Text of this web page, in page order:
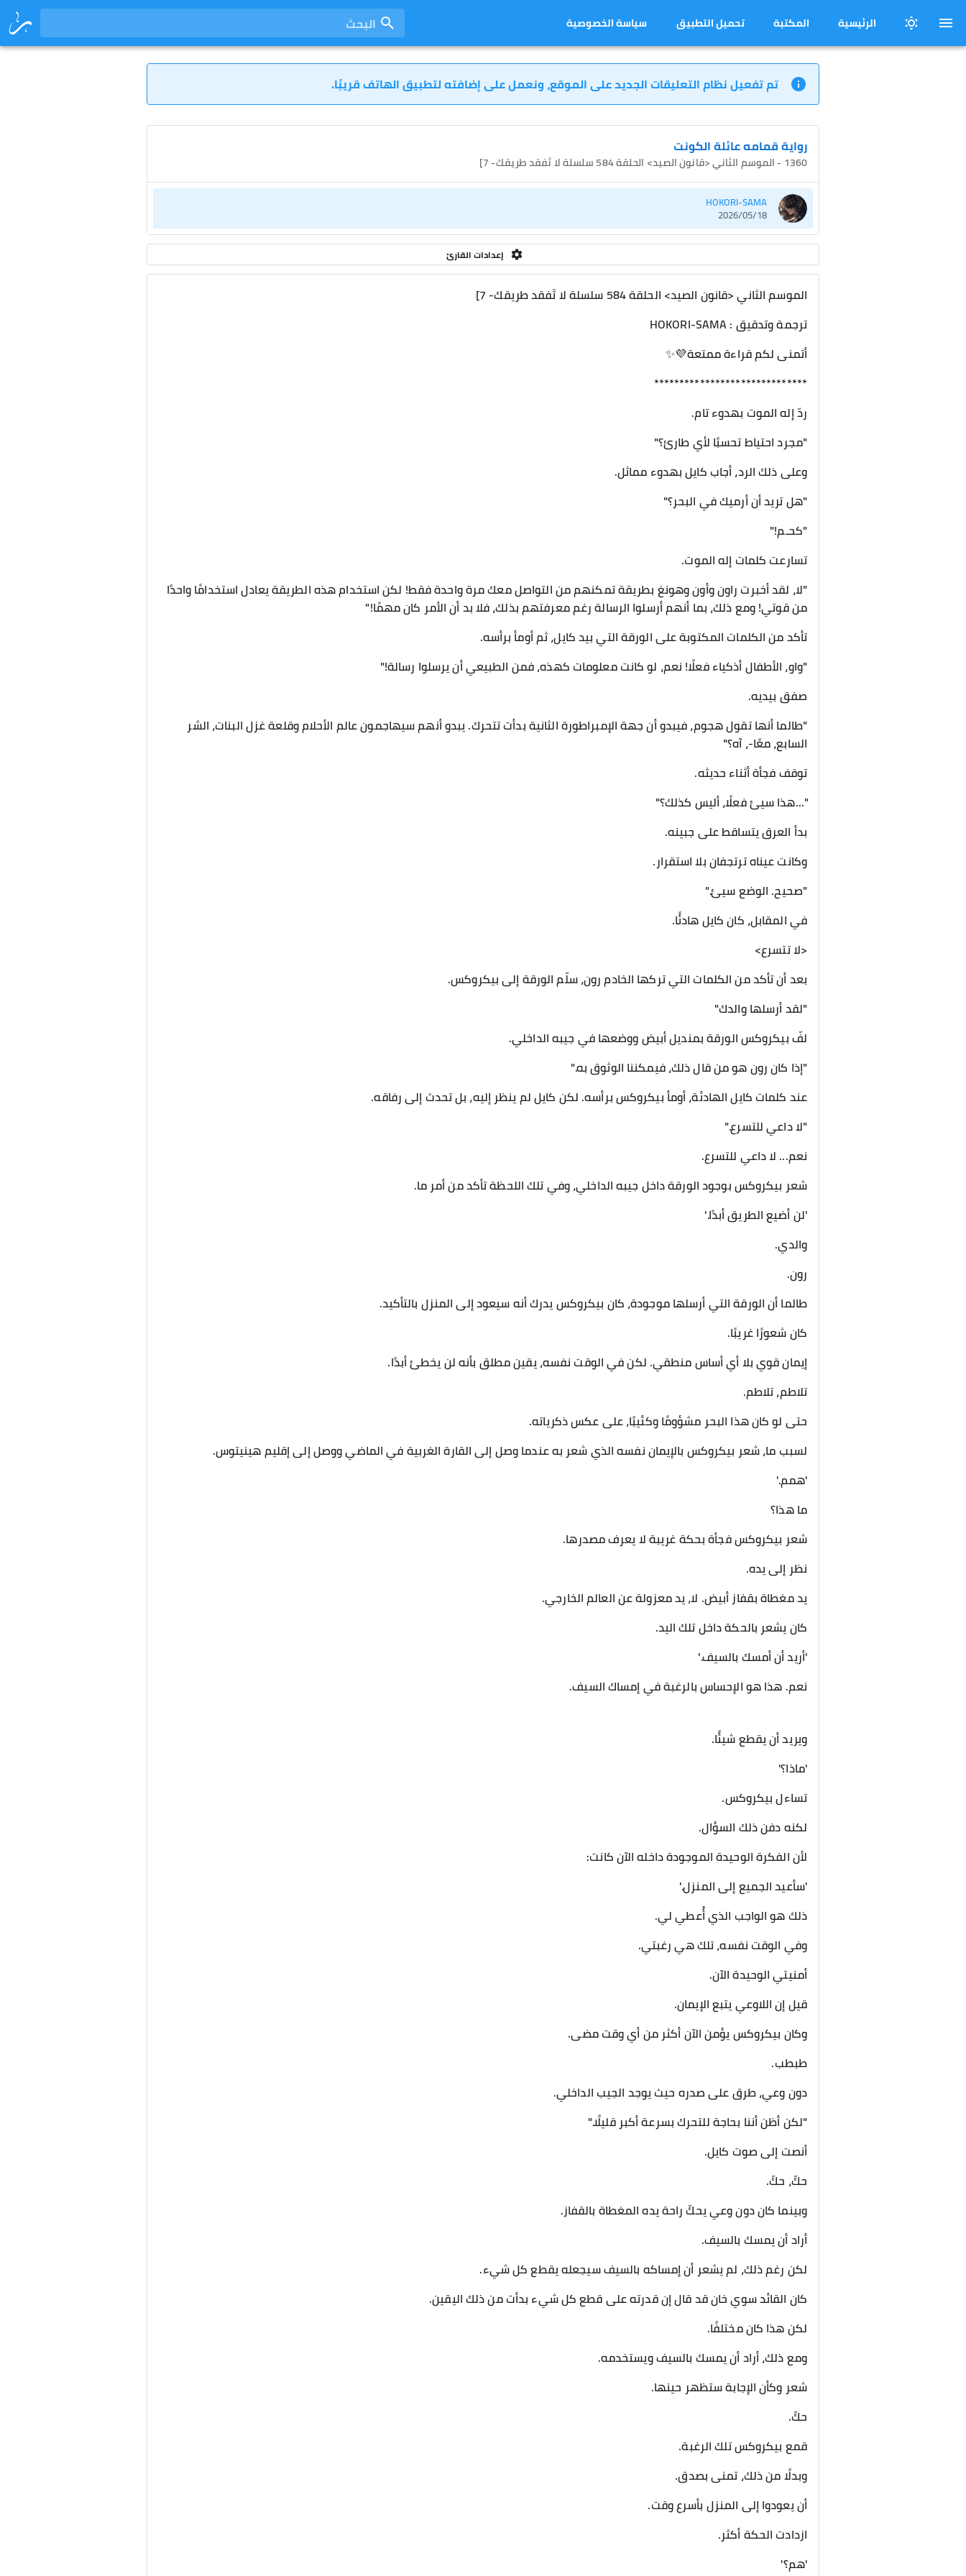
الرئيسية المكتبة تحميل التطبيق سياسة الخصوصية البحث
تم تفعيل نظام التعليقات الجديد على الموقع، ونعمل على إضافته لتطبيق الهاتف قريبًا.
رواية قمامه عائلة الكونت
1360 - الموسم الثاني <قانون الصيد> الحلقة 584 سلسلة لا تَفقد طريقك- 7]
HOKORI-SAMA
2026/05/18
إعدادات القارئ
الموسم الثاني <قانون الصيد> الحلقة 584 سلسلة لا تَفقد طريقك- 7]
ترجمة وتدقيق : HOKORI-SAMA
أتمنى لكم قراءة ممتعة💜✨️
******************************
ردّ إله الموت بهدوء تام.
"مجرد احتياط تحسبًا لأي طارئ؟"
وعلى ذلك الرد، أجاب كايل بهدوء مماثل.
"هل تريد أن أرميك في البحر؟"
"كحـم!"
تسارعت كلمات إله الموت.
"لا، لقد أخبرت راون وأون وهونغ بطريقة تمكنهم من التواصل معك مرة واحدة فقط! لكن استخدام هذه الطريقة يعادل استخدامًا واحدًا
من قوتي! ومع ذلك، بما أنهم أرسلوا الرسالة رغم معرفتهم بذلك، فلا بد أن الأمر كان مهمًا!"
تأكد من الكلمات المكتوبة على الورقة التي بيد كايل، ثم أومأ برأسه.
"واو، الأطفال أذكياء فعلًا! نعم، لو كانت معلومات كهذه، فمن الطبيعي أن يرسلوا رسالة!"
صفق بيديه.
"طالما أنها تقول هجوم، فيبدو أن جهة الإمبراطورة الثانية بدأت تتحرك. يبدو أنهم سيهاجمون عالم الأحلام وقلعة غزل البنات، الشر
السابع، معًا-، آه؟"
توقف فجأة أثناء حديثه.
"...هذا سيئ فعلًا، أليس كذلك؟"
بدأ العرق يتساقط على جبينه.
وكانت عيناه ترتجفان بلا استقرار.
"صحيح. الوضع سيئ."
في المقابل، كان كايل هادئًا.
<لا تتسرع>
بعد أن تأكد من الكلمات التي تركها الخادم رون، سلّم الورقة إلى بيكروكس.
"لقد أرسلها والدك"
لفّ بيكروكس الورقة بمنديل أبيض ووضعها في جيبه الداخلي.
"إذا كان رون هو من قال ذلك، فيمكننا الوثوق به."
عند كلمات كايل الهادئة، أومأ بيكروكس برأسه. لكن كايل لم ينظر إليه، بل تحدث إلى رفاقه.
"لا داعي للتسرع."
نعم... لا داعي للتسرع.
شعر بيكروكس بوجود الورقة داخل جيبه الداخلي، وفي تلك اللحظة تأكد من أمر ما.
'لن أضيع الطريق أبدًا.'
والدي.
رون.
طالما أن الورقة التي أرسلها موجودة، كان بيكروكس يدرك أنه سيعود إلى المنزل بالتأكيد.
كان شعورًا غريبًا.
إيمان قوي بلا أي أساس منطقي. لكن في الوقت نفسه، يقين مطلق بأنه لن يخطئ أبدًا.
تلاطم، تلاطم.
حتى لو كان هذا البحر مشؤومًا وكئيبًا، على عكس ذكرياته.
لسبب ما، شعر بيكروكس بالإيمان نفسه الذي شعر به عندما وصل إلى القارة الغربية في الماضي ووصل إلى إقليم هينيتوس.
'همم.'
ما هذا؟
شعر بيكروكس فجأة بحكة غريبة لا يعرف مصدرها.
نظر إلى يده.
يد مغطاة بقفاز أبيض. لا، يد معزولة عن العالم الخارجي.
كان يشعر بالحكة داخل تلك اليد.
'أريد أن أمسك بالسيف.'
نعم. هذا هو الإحساس بالرغبة في إمساك السيف.
ويريد أن يقطع شيئًا.
'ماذا؟'
تساءل بيكروكس.
لكنه دفن ذلك السؤال.
لأن الفكرة الوحيدة الموجودة داخله الآن كانت:
'سأعيد الجميع إلى المنزل.'
ذلك هو الواجب الذي أُعطي لي.
وفي الوقت نفسه، تلك هي رغبتي.
أمنيتي الوحيدة الآن.
قيل إن اللاوعي يتبع الإيمان.
وكان بيكروكس يؤمن الآن أكثر من أي وقت مضى.
طبطب.
دون وعي، طرق على صدره حيث يوجد الجيب الداخلي.
"لكن أظن أننا بحاجة للتحرك بسرعة أكبر قليلًا."
أنصت إلى صوت كايل.
حكّ، حكّ.
وبينما كان دون وعي يحكّ راحة يده المغطاة بالقفاز.
أراد أن يمسك بالسيف.
لكن رغم ذلك، لم يشعر أن إمساكه بالسيف سيجعله يقطع كل شيء.
كان القائد سوي خان قد قال إن قدرته على قطع كل شيء بدأت من ذلك اليقين.
لكن هذا كان مختلفًا.
ومع ذلك، أراد أن يمسك بالسيف ويستخدمه.
شعر وكأن الإجابة ستظهر حينها.
حكّ.
قمع بيكروكس تلك الرغبة.
وبدلًا من ذلك، تمنى بصدق.
أن يعودوا إلى المنزل بأسرع وقت.
ازدادت الحكة أكثر.
'هم؟'